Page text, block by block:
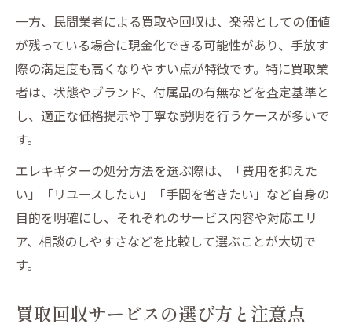
回収前にやるべきエレキギターの準備
効率よく片付けるための回収活用法
効率よくエレキギターを買取処分するには
効率的な買取回収の流れとポイント
高価買取を狙うための事前チェック
買取回収サービスの比較と選び方
不要品回収で得するエレキギター処分術
季節ごとに異なる回収・買取の傾向
一方、民間業者による買取や回収は、楽器としての価値
が残っている場合に現金化できる可能性があり、手放す
際の満足度も高くなりやすい点が特徴です。特に買取業
者は、状態やブランド、付属品の有無などを査定基準と
し、適正な価格提示や丁寧な説明を行うケースが多いで
す。
エレキギターの処分方法を選ぶ際は、「費用を抑えた
い」「リユースしたい」「手間を省きたい」など自身の
目的を明確にし、それぞれのサービス内容や対応エリ
ア、相談のしやすさなどを比較して選ぶことが大切で
す。
買取回収サービスの選び方と注意点